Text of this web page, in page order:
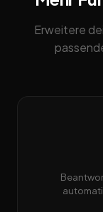
Erweitere